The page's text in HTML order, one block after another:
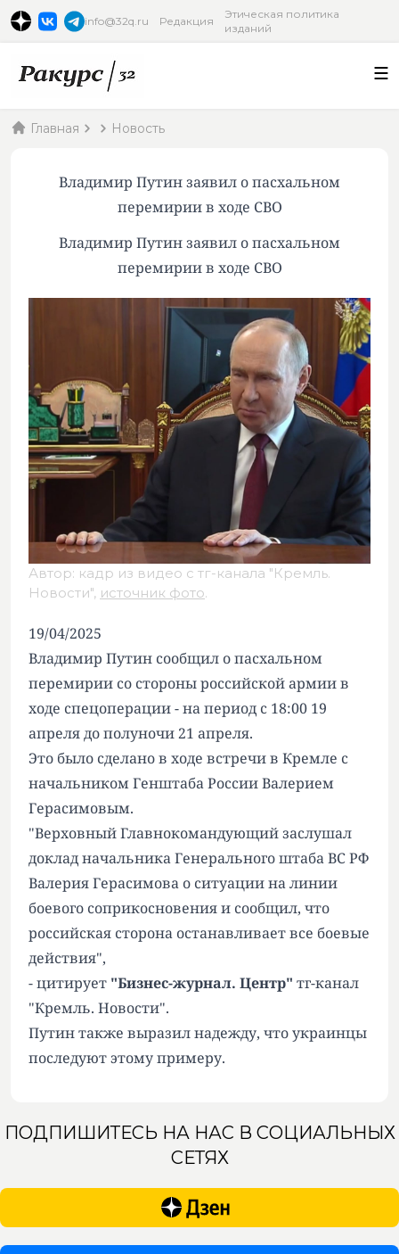
info@32q.ru Редакция
Этическая политика
изданий
Главная Новость
Владимир Путин заявил о пасхальном
перемирии в ходе СВО
Владимир Путин заявил о пасхальном
перемирии в ходе СВО
Автор: кадр из видео с тг-канала "Кремль.
Новости", источник фото.
19/04/2025
Владимир Путин сообщил о пасхальном
перемирии со стороны российской армии в
ходе спецоперации - на период с 18:00 19
апреля до полуночи 21 апреля.
Это было сделано в ходе встречи в Кремле с
начальником Генштаба России Валерием
Герасимовым.
"Верховный Главнокомандующий заслушал
доклад начальника Генерального штаба ВС РФ
Валерия Герасимова о ситуации на линии
боевого соприкосновения и сообщил, что
российская сторона останавливает все боевые
действия",
- цитирует "Бизнес-журнал. Центр" тг-канал
"Кремль. Новости".
Путин также выразил надежду, что украинцы
последуют этому примеру.
ПОДПИШИТЕСЬ НА НАС В СОЦИАЛЬНЫХ
СЕТЯХ